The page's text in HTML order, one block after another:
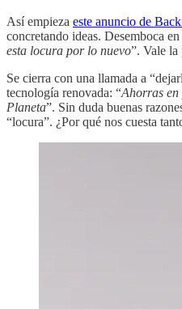
Así empieza este anuncio de
concretando ideas. Desemboca
esta locura por lo nuevo”. Vale la
Se cierra con una llamada a
tecnología renovada: “Ahorras en
Planeta”. Sin duda buenas
“locura”. ¿Por qué nos cuesta